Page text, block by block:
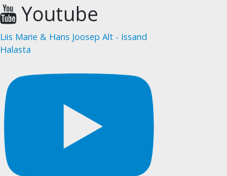
Youtube
Liis Marie & Hans Joosep Alt - Issand
Halasta